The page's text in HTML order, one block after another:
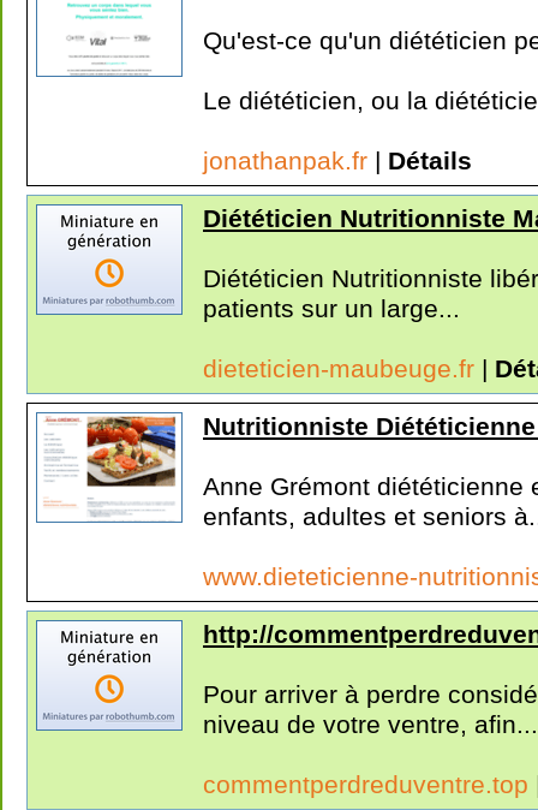
Qu'est-ce qu'un diététicien
Le diététicien, ou la
jonathanpak.fr | Détails
Diététicien Nutritionniste
Diététicien Nutritionniste
patients sur un large...
dieteticien-maubeuge.fr |
Nutritionniste
Anne Grémont diététicienne
enfants, adultes et seniors
www.dieteticienne-
http://
Pour arriver à perdre
niveau de votre ventre, afin...
commentperdreduventre.top